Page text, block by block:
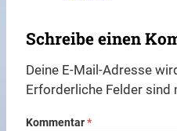
Schreibe einen
Deine E-Mail-Adresse
Erforderliche Felder
Kommentar*